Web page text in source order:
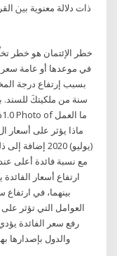
ذات دﻻﻟﺔ ﻣﻌﻨﻮﻳﺔ ﺑﲔ
خطر الإئتمان هو خطر
في موعدها أو عامة
سنة من ملكيتكَ للسند.
(يوليو) 2020
مع نسبة فائدة أعلى
بينهما، في
رفع سعر الفائدة
والدول بإصدارها